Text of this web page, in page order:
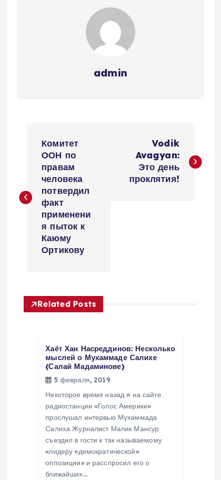
admin
и
и
Комитет
ООН по
правам
человека
потвердил
факт
применени
я пыток к
Каюму
Ортикову
Vodik
Avagyan:
Это день
проклятия!
Related Posts
Хаёт Хан Насреддинов: Несколько
мыслей о Мухаммаде Салихе
(Салай Мадаминове)
5 февраля, 2019
Некоторое время назад я на сайте
радиостанции «Голос Америки»
прослушал интервью Мухаммада
Салиха Журналист Малик Мансур
съездил в гости к так называемому
«лидеру «демократической»
оппозиции» и расспросил его о
ближайших…